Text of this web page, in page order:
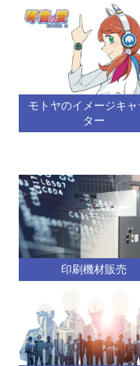
モトヤのイメージキャ
ター
印刷機材販売